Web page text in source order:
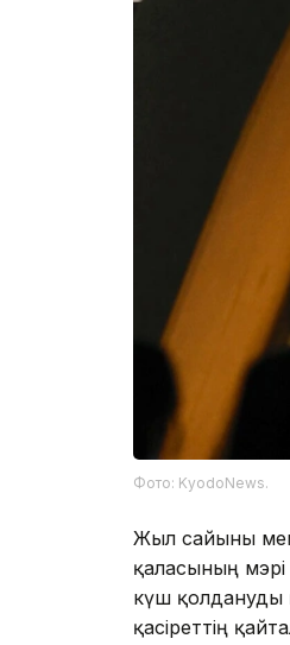
Фото: KyodoNews.
Жыл сайынғы
қаласының
күш қолдануды
қасіреттің